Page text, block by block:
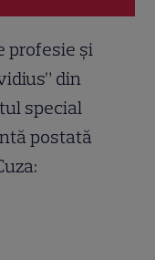
profesie și
din
special
postată